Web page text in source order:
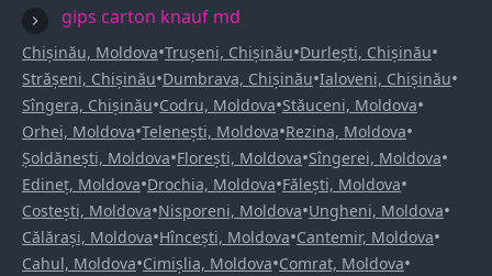
gips carton knauf md
Chișinău, Moldova•Trușeni, Chișinău•Durlești, Chișinău•
Strășeni, Chișinău•Dumbrava, Chișinău•Ialoveni, Chișinău•
Sîngera, Chișinău•Codru, Moldova•Stăuceni, Moldova•
Orhei, Moldova•Telenești, Moldova•Rezina, Moldova•
Șoldănești, Moldova•Florești, Moldova•Sîngerei, Moldova•
Edineț, Moldova•Drochia, Moldova•Fălești, Moldova•
Costești, Moldova•Nisporeni, Moldova•Ungheni, Moldova•
Călărași, Moldova•Hîncești, Moldova•Cantemir, Moldova•
Cahul, Moldova•Cimișlia, Moldova•Comrat, Moldova•